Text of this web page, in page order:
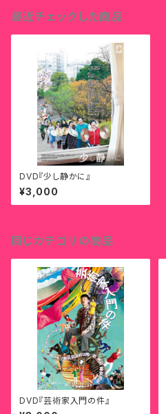
最近チェックした商品
DVD『少し静かに』
¥3,000
同じカテゴリの商品
DVD『芸術家入門の件』